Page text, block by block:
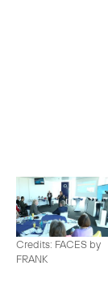
Credits: FACES by
FRANK